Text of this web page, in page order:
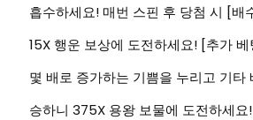
흡수하세요! 매번 스핀 후 당첨 시 [배
15X 행운 보상에 도전하세요! [추가
몇 배로 증가하는 기쁨을 누리고 기타
승하니 375X 용왕 보물에 도전하세요